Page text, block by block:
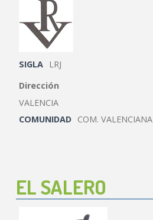
SIGLA LRJ
Dirección
VALENCIA
COMUNIDAD COM. VALENCIANA
EL SALERO